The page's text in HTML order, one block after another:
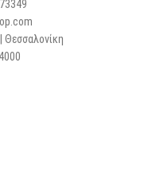
Θεσσαλονίκη